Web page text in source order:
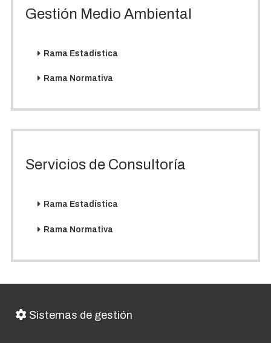
Gestión Medio Ambiental
Rama Estadística
Rama Normativa
Servicios de Consultoría
Rama Estadística
Rama Normativa
Sistemas de gestión